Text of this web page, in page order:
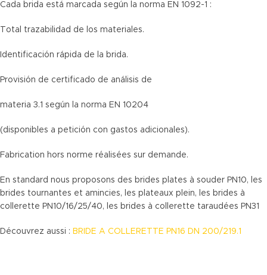
Cada brida está marcada según la norma EN 1092-1 :
Total trazabilidad de los materiales.
Identificación rápida de la brida.
Provisión de certificado de análisis de
materia 3.1 según la norma EN 10204
(disponibles a petición con gastos adicionales).
Fabrication hors norme réalisées sur demande.
En standard nous proposons des brides plates à souder PN10, les
brides tournantes et amincies, les plateaux plein, les brides à
collerette PN10/16/25/40, les brides à collerette taraudées PN31
Découvrez aussi : BRIDE A COLLERETTE PN16 DN 200/219.1